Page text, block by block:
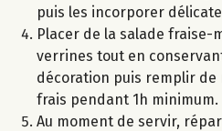
puis les incorporer
Placer de la salade fraise-
verrines tout en
décoration puis remplir de
frais pendant 1h minimum.
Au moment de servir,